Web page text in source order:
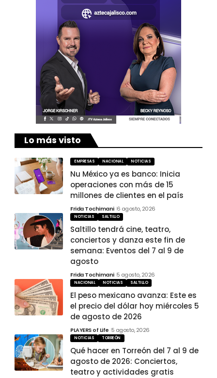
Lo más visto
EMPRESAS NACIONAL NOTICIAS
Nu México ya es banco: Inicia
operaciones con más de 15
millones de clientes en el país
Frida Tochimani 6 agosto, 2026
NOTICIAS SALTILLO
Saltillo tendrá cine, teatro,
conciertos y danza este fin de
semana: Eventos del 7 al 9 de
agosto
Frida Tochimani 5 agosto, 2026
NACIONAL NOTICIAS SALTILLO
El peso mexicano avanza: Este es
el precio del dólar hoy miércoles 5
de agosto de 2026
PLAYERS of Life 5 agosto, 2026
NOTICIAS TORREÓN
Qué hacer en Torreón del 7 al 9 de
agosto de 2026: Conciertos,
teatro y actividades gratis